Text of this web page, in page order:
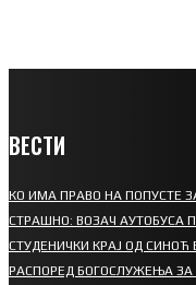
ВЕСТИ
КО ИМА ПРАВО НА ПОПУСТЕ
СТРАШНО: ВОЗАЧ АУТОБУСА
СТУДЕНИЧКИ КРАЈ ОД СИНОЋ
РАСПОРЕД БОГОСЛУЖЕЊА